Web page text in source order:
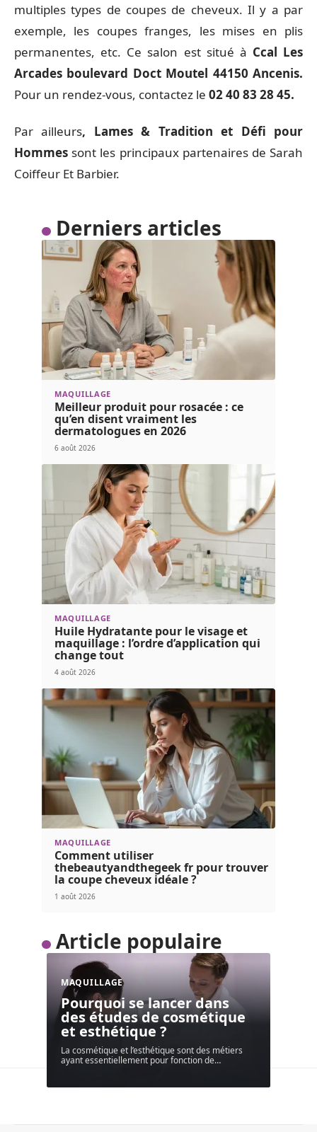
multiples types de coupes de cheveux. Il y a par
exemple, les coupes franges, les mises en plis
permanentes, etc. Ce salon est situé à Ccal Les
Arcades boulevard Doct Moutel 44150 Ancenis.
Pour un rendez-vous, contactez le 02 40 83 28 45.
Par ailleurs, Lames & Tradition et Défi pour
Hommes sont les principaux partenaires de Sarah
Coiffeur Et Barbier.
Derniers articles
MAQUILLAGE
Meilleur produit pour rosacée : ce
qu’en disent vraiment les
dermatologues en 2026
6 août 2026
MAQUILLAGE
Huile Hydratante pour le visage et
maquillage : l’ordre d’application qui
change tout
4 août 2026
MAQUILLAGE
Comment utiliser
thebeautyandthegeek fr pour trouver
la coupe cheveux idéale ?
1 août 2026
Article populaire
MAQUILLAGE
Pourquoi se lancer dans
des études de cosmétique
et esthétique ?
La cosmétique et l’esthétique sont des métiers
ayant essentiellement pour fonction de…